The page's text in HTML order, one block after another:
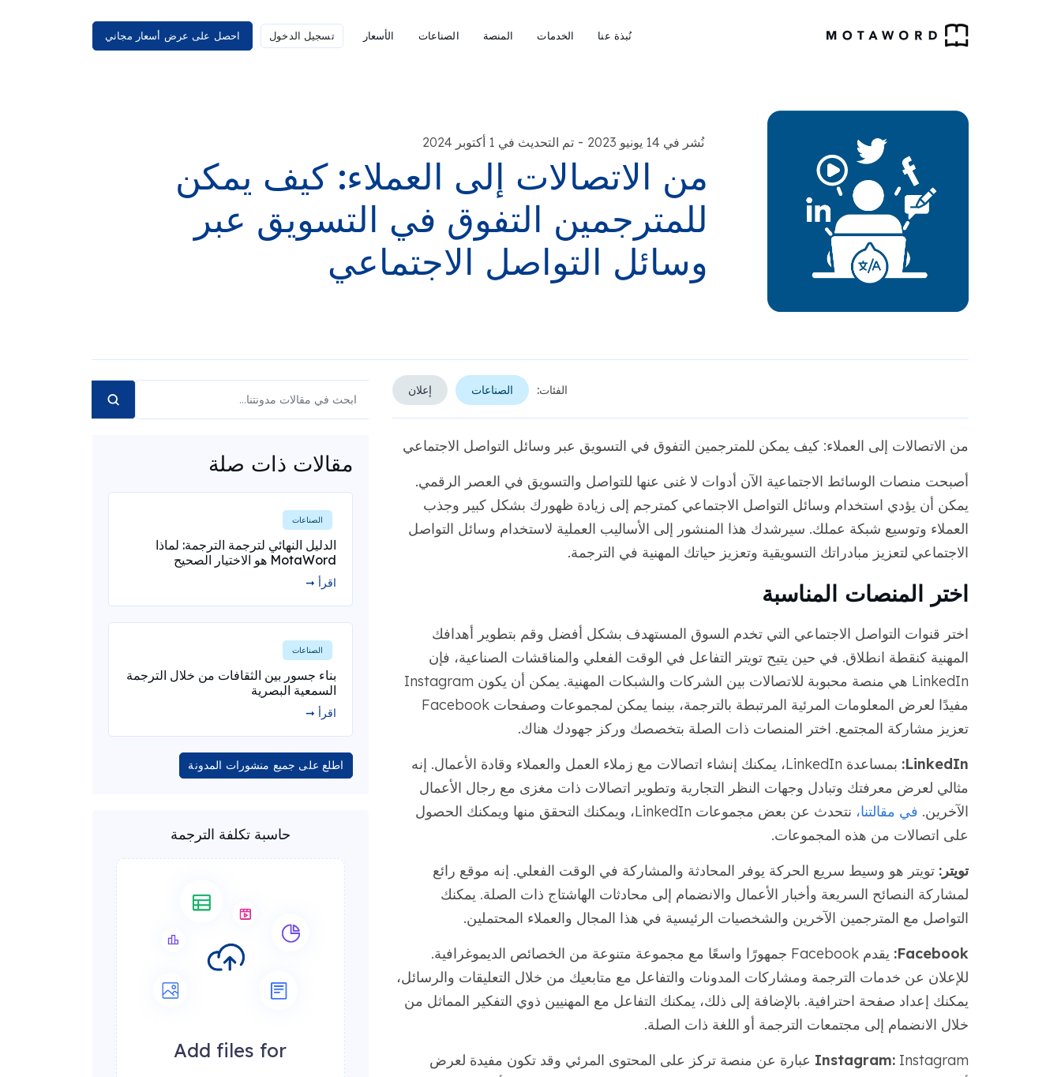
نُبذة عنا الخدمات المنصة الصناعات الأسعار تسجيل الدخول احصل على عرض أسعار مجاني
نُشر في 14 يونيو 2023 - تم التحديث في 1 أكتوبر 2024
من الاتصالات إلى العملاء: كيف يمكن
للمترجمين التفوق في التسويق عبر
وسائل التواصل الاجتماعي
الفئات: الصناعات إعلان
من الاتصالات إلى العملاء: كيف يمكن للمترجمين التفوق في التسويق عبر وسائل التواصل الاجتماعي
أصبحت منصات الوسائط الاجتماعية الآن أدوات لا غنى عنها للتواصل والتسويق في العصر الرقمي.
يمكن أن يؤدي استخدام وسائل التواصل الاجتماعي كمترجم إلى زيادة ظهورك بشكل كبير وجذب
العملاء وتوسيع شبكة عملك. سيرشدك هذا المنشور إلى الأساليب العملية لاستخدام وسائل التواصل
الاجتماعي لتعزيز مبادراتك التسويقية وتعزيز حياتك المهنية في الترجمة.
اختر المنصات المناسبة
اختر قنوات التواصل الاجتماعي التي تخدم السوق المستهدف بشكل أفضل وقم بتطوير أهدافك
المهنية كنقطة انطلاق. في حين يتيح تويتر التفاعل في الوقت الفعلي والمناقشات الصناعية، فإن
LinkedIn هي منصة محبوبة للاتصالات بين الشركات والشبكات المهنية. يمكن أن يكون Instagram
مفيدًا لعرض المعلومات المرئية المرتبطة بالترجمة، بينما يمكن لمجموعات وصفحات Facebook
تعزيز مشاركة المجتمع. اختر المنصات ذات الصلة بتخصصك وركز جهودك هناك.
LinkedIn:
بمساعدة LinkedIn، يمكنك إنشاء اتصالات مع زملاء العمل والعملاء وقادة الأعمال. إنه
مثالي لعرض معرفتك وتبادل وجهات النظر التجارية وتطوير اتصالات ذات مغزى مع رجال الأعمال
الآخرين. في مقالتنا،
نتحدث عن بعض مجموعات LinkedIn، ويمكنك التحقق منها ويمكنك الحصول
على اتصالات من هذه المجموعات.
تويتر: تويتر هو وسيط سريع الحركة يوفر المحادثة والمشاركة في الوقت الفعلي. إنه موقع رائع
لمشاركة النصائح السريعة وأخبار الأعمال والانضمام إلى محادثات الهاشتاج ذات الصلة. يمكنك
التواصل مع المترجمين الآخرين والشخصيات الرئيسية في هذا المجال والعملاء المحتملين.
Facebook:
يقدم Facebook جمهورًا واسعًا مع مجموعة متنوعة من الخصائص الديموغرافية.
للإعلان عن خدمات الترجمة ومشاركات المدونات والتفاعل مع متابعيك من خلال التعليقات والرسائل،
يمكنك إعداد صفحة احترافية. بالإضافة إلى ذلك، يمكنك التفاعل مع المهنيين ذوي التفكير المماثل من
خلال الانضمام إلى مجتمعات الترجمة أو اللغة ذات الصلة.
Instagram: Instagram عبارة عن منصة تركز على المحتوى المرئي وقد تكون مفيدة لعرض
مقالات ذات صلة
الصناعات
الدليل النهائي لترجمة الترجمة: لماذا
MotaWord هو الاختيار الصحيح
اقرأ ➞
الصناعات
بناء جسور بين الثقافات من خلال الترجمة
السمعية البصرية
اقرأ ➞
اطلع على جميع منشورات المدونة
حاسبة تكلفة الترجمة
Add files for